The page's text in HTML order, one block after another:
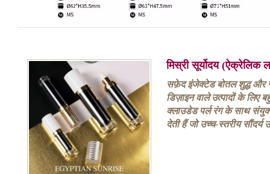
मिस्री सूर्योदय
सफ़ेद इंजेक्टेड बोतल शुद्ध और
डिज़ाइन वाले उत्पादों के
क्लाउडेड पर्ल रंग के साथ
देती हैं जो उच्च-स्तरीय सौंदर्य